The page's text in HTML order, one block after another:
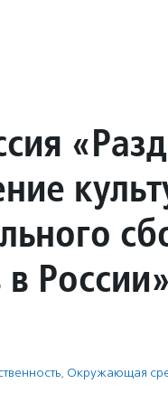
России»
, Окружающая